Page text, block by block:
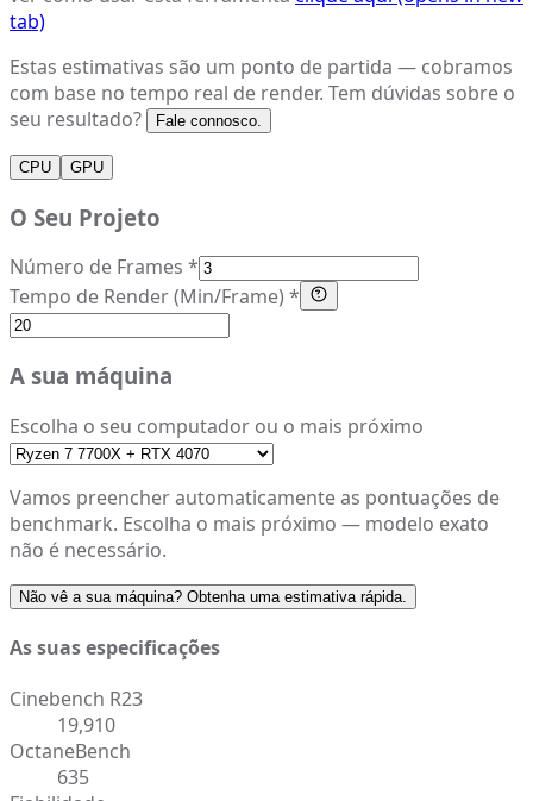
tab)
Estas estimativas são um ponto de partida — cobramos
com base no tempo real de render. Tem dúvidas sobre o
seu resultado?
Fale connosco.
CPU GPU
O Seu Projeto
Número de Frames *
Tempo de Render (Min/Frame) *
A sua máquina
Escolha o seu computador ou o mais próximo
Vamos preencher automaticamente as pontuações de
benchmark. Escolha o mais próximo — modelo exato
não é necessário.
Não vê a sua máquina? Obtenha uma estimativa rápida.
As suas especificações
Cinebench R23
19,910
OctaneBench
635